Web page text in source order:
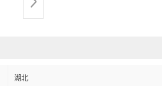
湖北